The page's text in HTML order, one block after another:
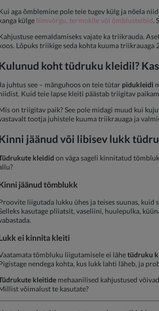
aga õmblemine pole teie tugev külg ja nõela
külge liimvõrgu, termokile või õmblusteibid.
eemaldamiseks vajate ka triikrauda.
Lõpuks triikige seda kohta kuuma triikrauaga
kohttüdruku kleidil?
Ja juhtus see – mänguhoos on teie tütar pidukleidi
Kuid teie lapse kleiti päästab triigitav
on triigitav paik? See pole midagi muud kui
tootja juhistele kuuma triikrauaga ja
jäänud või libisev lukk
kleidid on väga sageli kinnitatud
jäänud tõmblukk
liigutada lukku ühes ja teises suunas,
kasutage pliiatsit, vaseliini, huulepulka,
ei kinnita kleiti
tõmbluku liigutamisele ei lähetüdruku
nendega kohta, kus lukk lahti läheb, ja
kleitide mehaanilised kahjustused
võimalust te kasutate?